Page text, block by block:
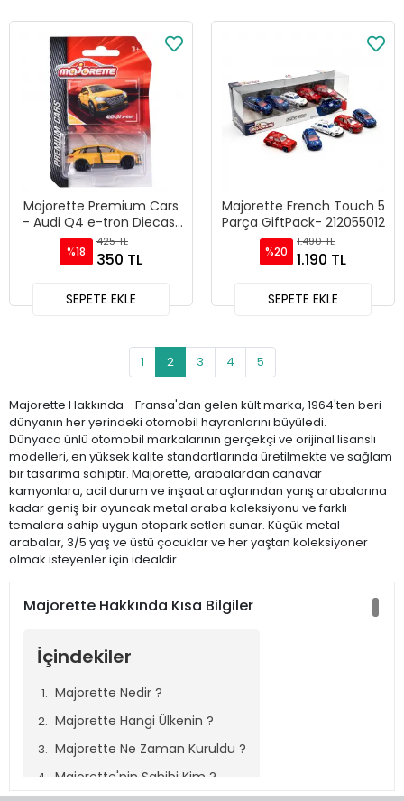
Majorette Premium Cars
- Audi Q4 e-tron Diecast
Model Araba
%18
425 TL
350 TL
SEPETE EKLE
Majorette French Touch 5
Parça GiftPack- 212055012
%20
1.490 TL
1.190 TL
SEPETE EKLE
1 2 3 4 5
Majorette Hakkında - Fransa'dan gelen kült marka, 1964'ten beri
dünyanın her yerindeki otomobil hayranlarını büyüledi.
Dünyaca ünlü otomobil markalarının gerçekçi ve orijinal lisanslı
modelleri, en yüksek kalite standartlarında üretilmekte ve sağlam
bir tasarıma sahiptir. Majorette, arabalardan canavar
kamyonlara, acil durum ve inşaat araçlarından yarış arabalarına
kadar geniş bir oyuncak metal araba koleksiyonu ve farklı
temalara sahip uygun otopark setleri sunar. Küçük metal
arabalar, 3/5 yaş ve üstü çocuklar ve her yaştan koleksiyoner
olmak isteyenler için idealdir.
Majorette Hakkında Kısa Bilgiler
İçindekiler
Majorette Nedir ?
Majorette Hangi Ülkenin ?
Majorette Ne Zaman Kuruldu ?
Majorette'nin Sahibi Kim ?